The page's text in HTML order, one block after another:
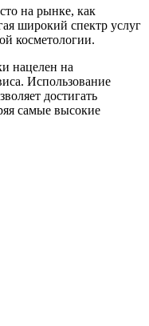
на рынке, как
широкий спектр услуг
косметологии.
нацелен на
Использование
достигать
самые высокие